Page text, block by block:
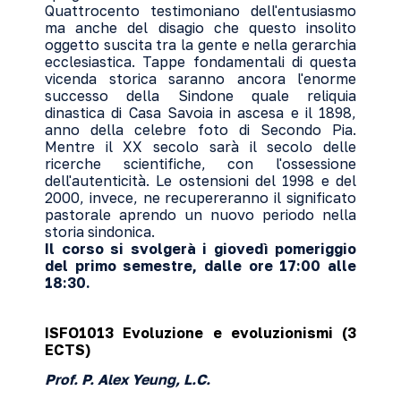
Quattrocento testimoniano dell'entusiasmo
ma anche del disagio che questo insolito
oggetto suscita tra la gente e nella gerarchia
ecclesiastica. Tappe fondamentali di questa
vicenda storica saranno ancora l'enorme
successo della Sindone quale reliquia
dinastica di Casa Savoia in ascesa e il 1898,
anno della celebre foto di Secondo Pia.
Mentre il XX secolo sarà il secolo delle
ricerche scientifiche, con l'ossessione
dell'autenticità. Le ostensioni del 1998 e del
2000, invece, ne recupereranno il significato
pastorale aprendo un nuovo periodo nella
storia sindonica.
Il corso si svolgerà i giovedì pomeriggio
del primo semestre, dalle ore 17:00 alle
18:30.
ISFO1013 Evoluzione e evoluzionismi (3
ECTS)
Prof. P. Alex Yeung, L.C.